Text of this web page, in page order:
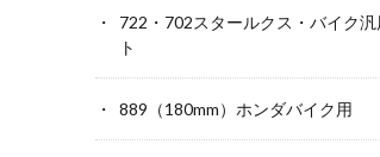
722・702スタールクス・バイク汎
ト
889（180mm）ホンダバイク用